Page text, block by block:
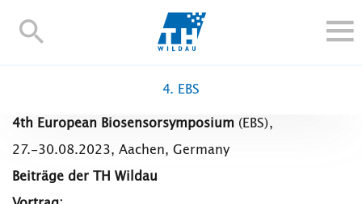
TH-
FORSCHUNG UND TRANSFER
ALUMNI
HOCHSCHULE
4. EBS
4th European Biosensorsymposium (EBS),
27.-30.08.2023, Aachen, Germany
Beiträge der TH Wildau